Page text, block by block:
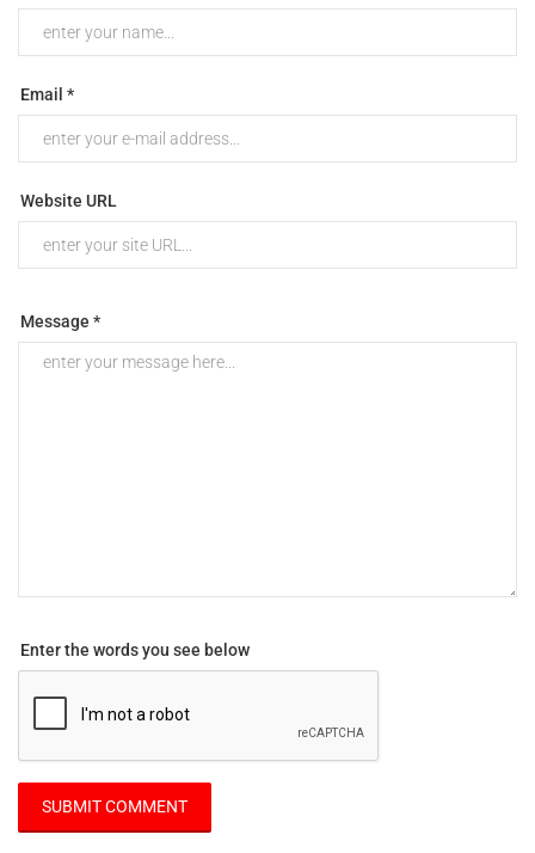
Email *
Website URL
Message *
Enter the words you see below